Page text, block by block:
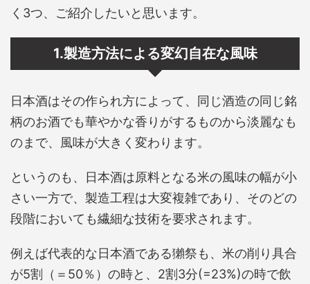
く3つ、ご紹介したいと思います。
1.製造方法による変幻自在な風味
日本酒はその作られ方によって、同じ酒造の同じ銘
柄のお酒でも華やかな香りがするものから淡麗なも
のまで、風味が大きく変わります。
というのも、日本酒は原料となる米の風味の幅が小
さい一方で、製造工程は大変複雑であり、そのどの
段階においても繊細な技術を要求されます。
例えば代表的な日本酒である獺祭も、米の削り具合
が5割（＝50％）の時と、2割3分(=23%)の時で飲